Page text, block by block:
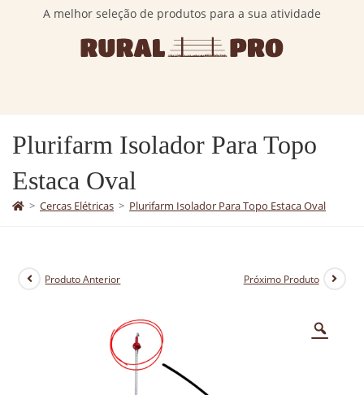
A melhor seleção de produtos para a sua atividade
Plurifarm Isolador Para Topo
Estaca Oval
> Cercas Elétricas > Plurifarm Isolador Para Topo Estaca Oval
Produto Anterior Próximo Produto